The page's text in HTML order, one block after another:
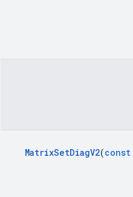
MatrixSetDiagV2(const